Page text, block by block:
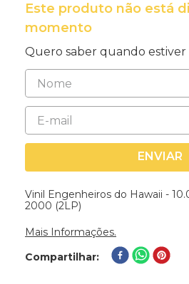
Este produto não está
momento
Quero saber quando estiver
ENVIAR
Vinil Engenheiros do Hawaii -
2000 (2LP)
Mais Informações.
Compartilhar